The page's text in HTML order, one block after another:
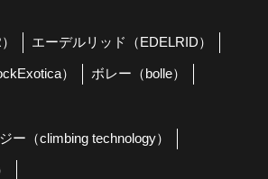
エーデルリッド（EDELRID）
） ボレー（bolle）
ー（climbing technology）